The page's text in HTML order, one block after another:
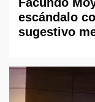
escándalo
sugestivo